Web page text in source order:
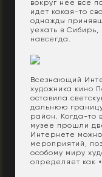
вокруг нее все
идет какая-то
однажды
уехать в
навсегда.
Всезнающий
художника кино
оставила
дальнюю
район. Когда-то
музее прошли
Интернете
мероприятий,
особому миру
определяет как